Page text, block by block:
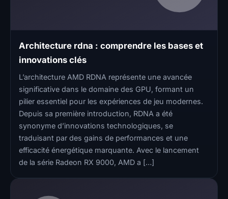
Architecture rdna : comprendre les bases et
innovations clés
L’architecture AMD RDNA représente une avancée
significative dans le domaine des GPU, formant un
pilier essentiel pour les expériences de jeu modernes.
Depuis sa première introduction, RDNA a été
synonyme d’innovations technologiques, se
traduisant par des gains de performances et une
efficacité énergétique marquante. Avec le lancement
de la série Radeon RX 9000, AMD a […]